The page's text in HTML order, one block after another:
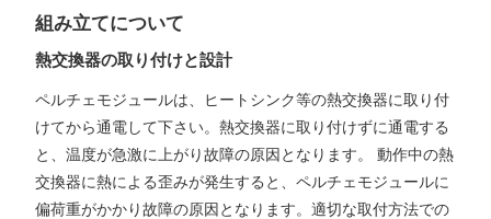
組み立てについて
熱交換器の取り付けと設計
ペルチェモジュールは、ヒートシンク等の熱交換器に取り付
けてから通電して下さい。熱交換器に取り付けずに通電する
と、温度が急激に上がり故障の原因となります。 動作中の熱
交換器に熱による歪みが発生すると、ペルチェモジュールに
偏荷重がかかり故障の原因となります。適切な取付方法での